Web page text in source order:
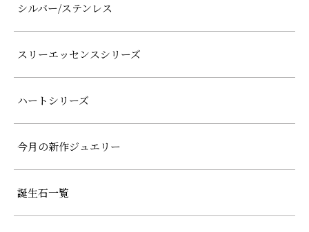
シルバー/ステンレス
スリーエッセンスシリーズ
ハートシリーズ
今月の新作ジュエリー
誕生石一覧